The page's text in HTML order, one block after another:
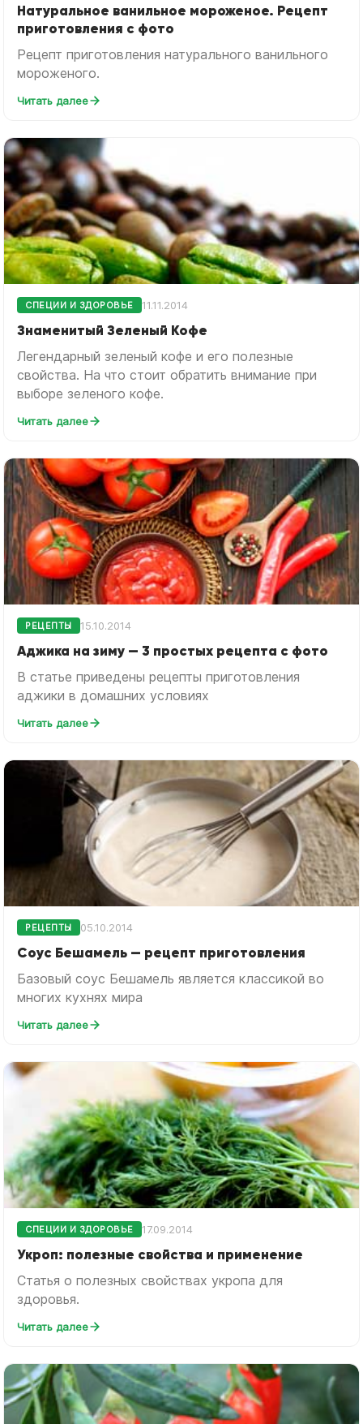
Натуральное ванильное мороженое. Рецепт
приготовления с фото
Рецепт приготовления натурального ванильного
мороженого.
Читать далее
СПЕЦИИ И ЗДОРОВЬЕ 11.11.2014
Знаменитый Зеленый Кофе
Легендарный зеленый кофе и его полезные
свойства. На что стоит обратить внимание при
выборе зеленого кофе.
Читать далее
РЕЦЕПТЫ 15.10.2014
Аджика на зиму — 3 простых рецепта с фото
В статье приведены рецепты приготовления
аджики в домашних условиях
Читать далее
РЕЦЕПТЫ 05.10.2014
Соус Бешамель — рецепт приготовления
Базовый соус Бешамель является классикой во
многих кухнях мира
Читать далее
СПЕЦИИ И ЗДОРОВЬЕ 17.09.2014
Укроп: полезные свойства и применение
Статья о полезных свойствах укропа для
здоровья.
Читать далее